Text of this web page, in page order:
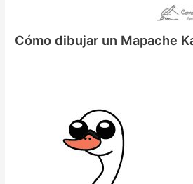
Cómo dibujar un Mapache